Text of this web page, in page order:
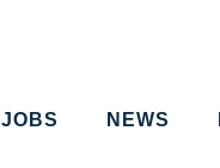
JOBS NEWS